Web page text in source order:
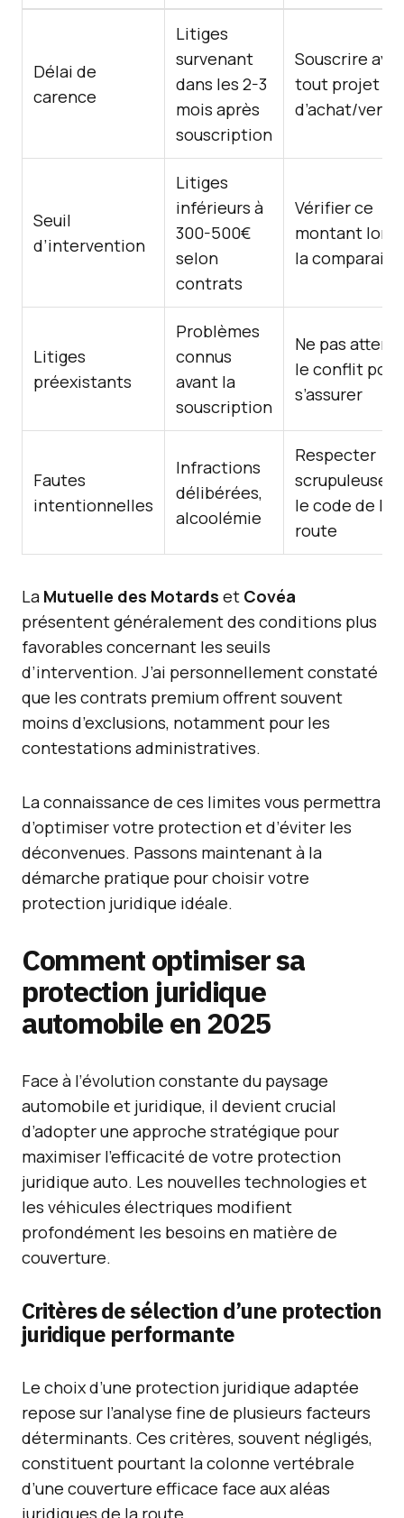
Délai de
carence
Litiges
survenant
dans les 2-3
mois après
souscription
Souscrire
tout projet
d’achat/vente
Seuil
d’intervention
Litiges
inférieurs à
300-500€
selon
contrats
Vérifier ce
montant lors
la
Litiges
préexistants
Problèmes
connus
avant la
souscription
Ne pas
le conflit pour
s’assurer
Fautes
intentionnelles
Infractions
délibérées,
alcoolémie
Respecter
le code de la
route
La Mutuelle des Motards et Covéa
présentent généralement des conditions plus
favorables concernant les seuils
d’intervention. J’ai personnellement constaté
que les contrats premium offrent souvent
moins d’exclusions, notamment pour les
contestations administratives.
La connaissance de ces limites vous permettra
d’optimiser votre protection et d’éviter les
déconvenues. Passons maintenant à la
démarche pratique pour choisir votre
protection juridique idéale.
Comment optimiser sa
protection juridique
automobile en 2025
Face à l’évolution constante du paysage
automobile et juridique, il devient crucial
d’adopter une approche stratégique pour
maximiser l’efficacité de votre protection
juridique auto. Les nouvelles technologies et
les véhicules électriques modifient
profondément les besoins en matière de
couverture.
Critères de sélection d’une protection
juridique performante
Le choix d’une protection juridique adaptée
repose sur l’analyse fine de plusieurs facteurs
déterminants. Ces critères, souvent négligés,
constituent pourtant la colonne vertébrale
d’une couverture efficace face aux aléas
juridiques de la route.